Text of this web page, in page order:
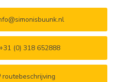
+31 (0) 318 652888
routebeschrijving